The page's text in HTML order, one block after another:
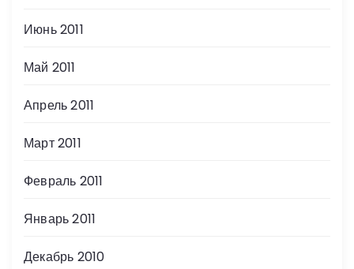
Июнь 2011
Май 2011
Апрель 2011
Март 2011
Февраль 2011
Январь 2011
Декабрь 2010